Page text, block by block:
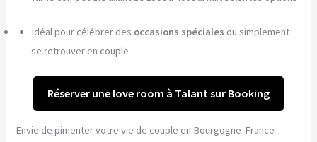
Idéal pour célébrer des occasions spéciales ou simplement
se retrouver en couple
Réserver une love room à Talant sur Booking
Envie de pimenter votre vie de couple en Bourgogne-France-